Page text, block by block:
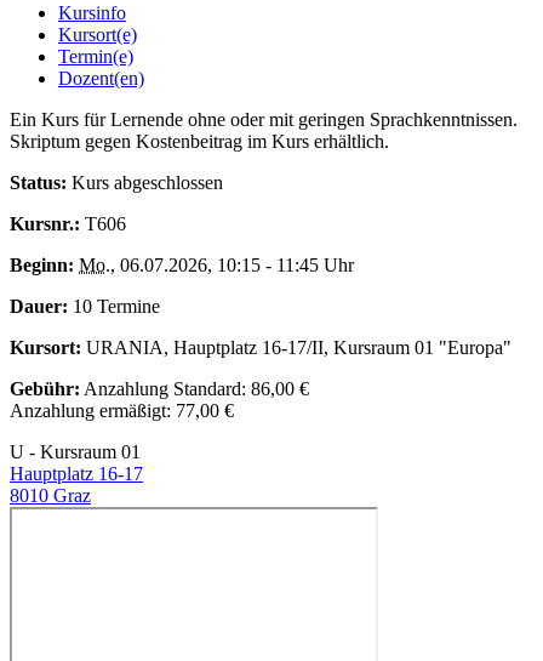
Kursinfo
Kursort(e)
Termin(e)
Dozent(en)
Ein Kurs für Lernende ohne oder mit geringen Sprachkenntnissen.
Skriptum gegen Kostenbeitrag im Kurs erhältlich.
Status: Kurs abgeschlossen
Kursnr.: T606
Beginn: Mo., 06.07.2026, 10:15 - 11:45 Uhr
Dauer: 10 Termine
Kursort: URANIA, Hauptplatz 16-17/II, Kursraum 01 "Europa"
Gebühr: Anzahlung Standard: 86,00 €
Anzahlung ermäßigt: 77,00 €
U - Kursraum 01
Hauptplatz 16-17
8010 Graz